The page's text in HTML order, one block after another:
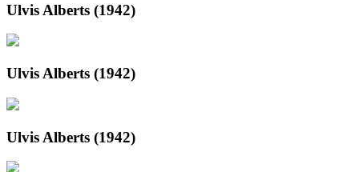
Ulvis Alberts (1942)
Ulvis Alberts (1942)
Ulvis Alberts (1942)